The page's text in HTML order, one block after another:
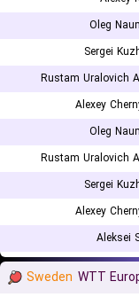
Oleg
Sergei
Rustam Uralovich
Alexey
Oleg
Rustam Uralovich
Sergei
Alexey
Aleksei
Sweden WTT